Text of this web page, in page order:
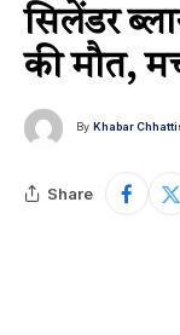
सिलेंडर
की मौत,
By Khabar
Share